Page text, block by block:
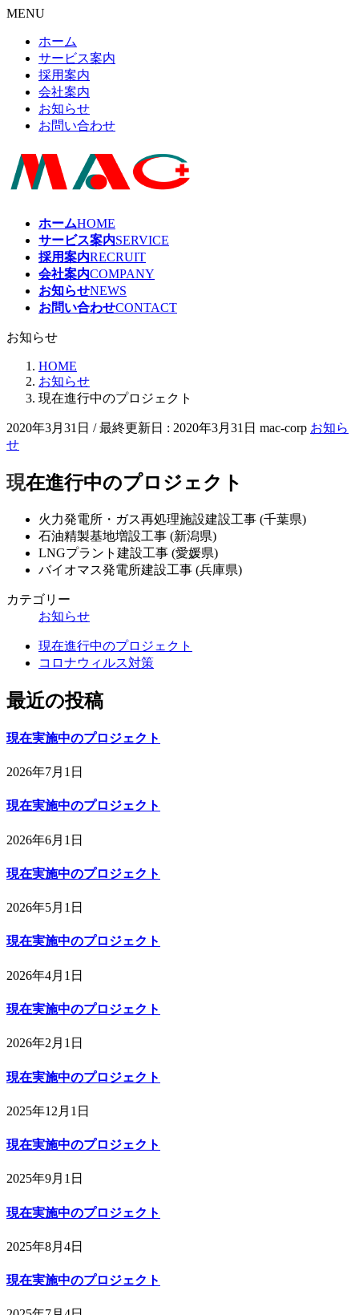
MENU
ホーム
サービス案内
採用案内
会社案内
お知らせ
お問い合わせ
ホームHOME
サービス案内SERVICE
採用案内RECRUIT
会社案内COMPANY
お知らせNEWS
お問い合わせCONTACT
お知らせ
HOME
お知らせ
現在進行中のプロジェクト
2020年3月31日 / 最終更新日 : 2020年3月31日 mac-corp お知ら
せ
現在進行中のプロジェクト
火力発電所・ガス再処理施設建設工事 (千葉県)
石油精製基地増設工事 (新潟県)
LNGプラント建設工事 (愛媛県)
バイオマス発電所建設工事 (兵庫県)
カテゴリー
お知らせ
現在進行中のプロジェクト
コロナウィルス対策
最近の投稿
現在実施中のプロジェクト
2026年7月1日
現在実施中のプロジェクト
2026年6月1日
現在実施中のプロジェクト
2026年5月1日
現在実施中のプロジェクト
2026年4月1日
現在実施中のプロジェクト
2026年2月1日
現在実施中のプロジェクト
2025年12月1日
現在実施中のプロジェクト
2025年9月1日
現在実施中のプロジェクト
2025年8月4日
現在実施中のプロジェクト